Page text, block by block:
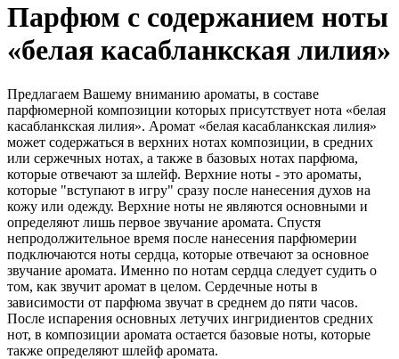
Парфюм с содержанием ноты
«белая касабланкская лилия»
Предлагаем Вашему вниманию ароматы, в составе
парфюмерной композиции которых присутствует нота «белая
касабланкская лилия». Аромат «белая касабланкская лилия»
может содержаться в верхних нотах композиции, в средних
или сержечных нотах, а также в базовых нотах парфюма,
которые отвечают за шлейф. Верхние ноты - это ароматы,
которые "вступают в игру" сразу после нанесения духов на
кожу или одежду. Верхние ноты не являются основными и
определяют лишь первое звучание аромата. Спустя
непродолжительное время после нанесения парфюмерии
подключаются ноты сердца, которые отвечают за основное
звучание аромата. Именно по нотам сердца следует судить о
том, как звучит аромат в целом. Сердечные ноты в
зависимости от парфюма звучат в среднем до пяти часов.
После испарения основных летучих ингридиентов средних
нот, в композиции аромата остается базовые ноты, которые
также определяют шлейф аромата.